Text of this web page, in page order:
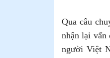
Qua câu
nhận lại vấn
người Việt